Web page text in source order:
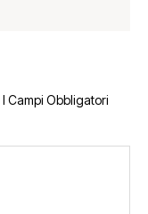
I Campi Obbligatori